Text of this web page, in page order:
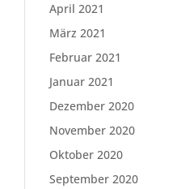
April 2021
März 2021
Februar 2021
Januar 2021
Dezember 2020
November 2020
Oktober 2020
September 2020